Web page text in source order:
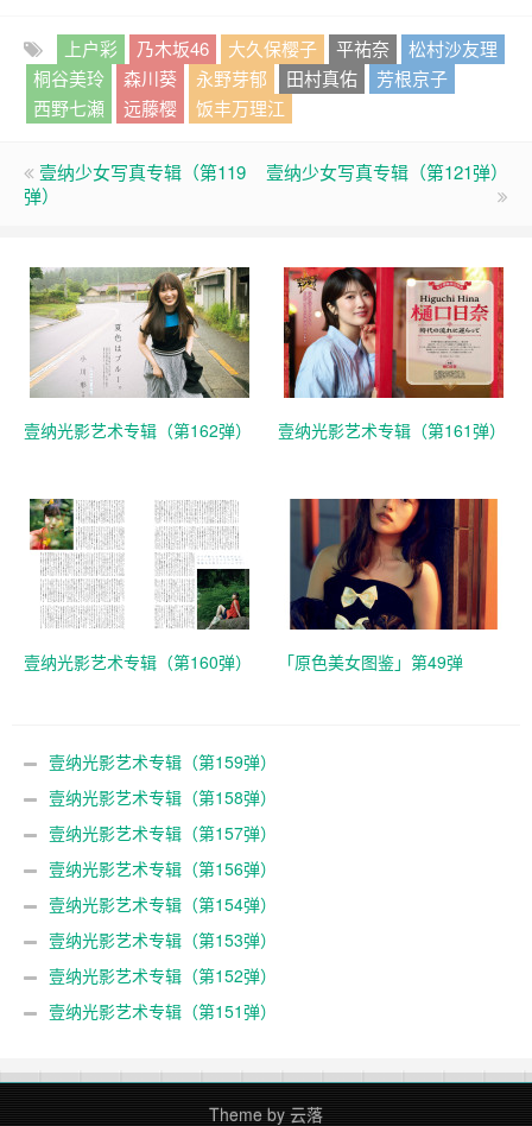
上户彩 乃木坂46 大久保樱子 平祐奈
松村沙友理
桐谷美玲
森川葵 永野芽郁 田村真佑
芳根京子
西野七瀬
远藤樱 饭丰万理江
壹纳少女写真专辑（第119
弹）
壹纳少女写真专辑（第121弹）
壹纳光影艺术专辑（第162弹） 壹纳光影艺术专辑（第161弹）
壹纳光影艺术专辑（第160弹） 「原色美女图鉴」第49弹
壹纳光影艺术专辑（第159弹）
壹纳光影艺术专辑（第158弹）
壹纳光影艺术专辑（第157弹）
壹纳光影艺术专辑（第156弹）
壹纳光影艺术专辑（第154弹）
壹纳光影艺术专辑（第153弹）
壹纳光影艺术专辑（第152弹）
壹纳光影艺术专辑（第151弹）
Theme by 云落